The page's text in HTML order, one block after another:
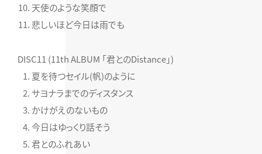
天使のような笑顔で
悲しいほど今日は雨でも
DISC11 (11th ALBUM 「君とのDistance」)
夏を待つセイル(帆)のように
サヨナラまでのディスタンス
かけがえのないもの
今日はゆっくり話そう
君とのふれあい